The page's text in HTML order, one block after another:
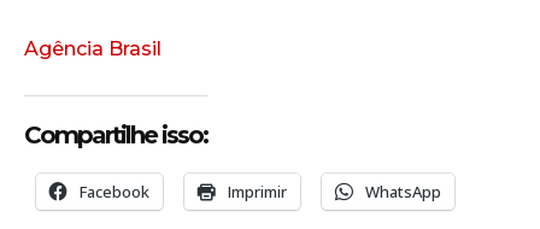
Agência Brasil
Compartilhe isso:
Facebook Imprimir WhatsApp